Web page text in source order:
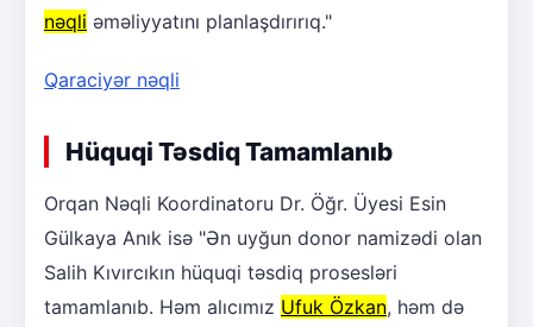
nəqli əməliyyatını planlaşdırırıq."
Qaraciyər nəqli
Hüquqi Təsdiq Tamamlanıb
Orqan Nəqli Koordinatoru Dr. Öğr. Üyesi Esin
Gülkaya Anık isə "Ən uyğun donor namizədi olan
Salih Kıvırcıkın hüquqi təsdiq prosesləri
tamamlanıb. Həm alıcımız Ufuk Özkan, həm də